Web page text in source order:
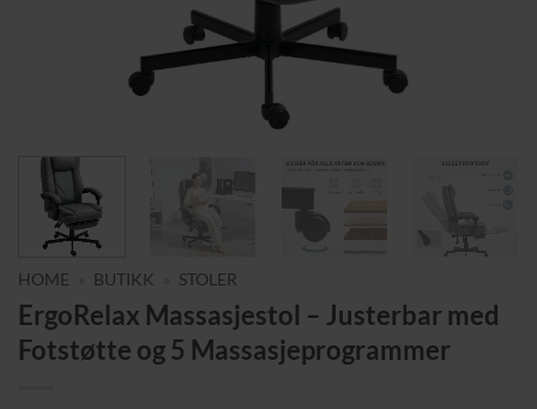
HOME BUTIKK STOLER
ErgoRelax Massasjestol – Justerbar med
Fotstøtte og 5 Massasjeprogrammer